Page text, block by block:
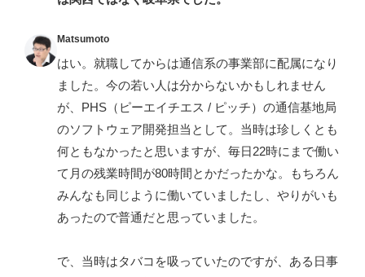
Matsumoto
はい。就職してからは通信系の事業部に配属になり
ました。今の若い人は分からないかもしれません
が、PHS（ピーエイチエス / ピッチ）の通信基地局
のソフトウェア開発担当として。当時は珍しくとも
何ともなかったと思いますが、毎日22時にまで働い
て月の残業時間が80時間とかだったかな。もちろん
みんなも同じように働いていましたし、やりがいも
あったので普通だと思っていました。
で、当時はタバコを吸っていたのですが、ある日事